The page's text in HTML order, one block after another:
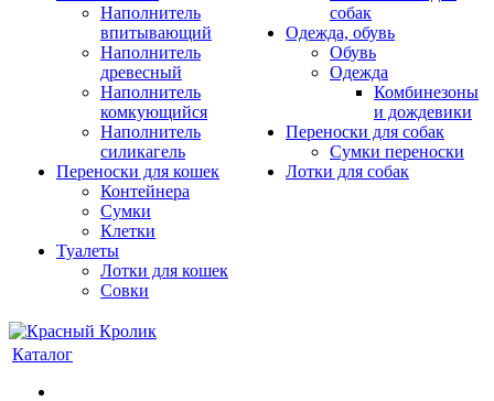
Наполнитель
впитывающий
Наполнитель
древесный
Наполнитель
комкующийся
Наполнитель
силикагель
Переноски для кошек
Контейнера
Сумки
Клетки
Туалеты
Лотки для кошек
Совки
собак
Одежда, обувь
Обувь
Одежда
Комбинезоны
и дождевики
Переноски для собак
Сумки переноски
Лотки для собак
Каталог